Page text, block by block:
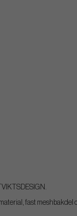
fast meshbakdel